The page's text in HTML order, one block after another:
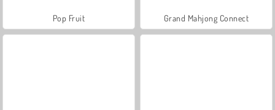
Pop Fruit Grand Mahjong Connect